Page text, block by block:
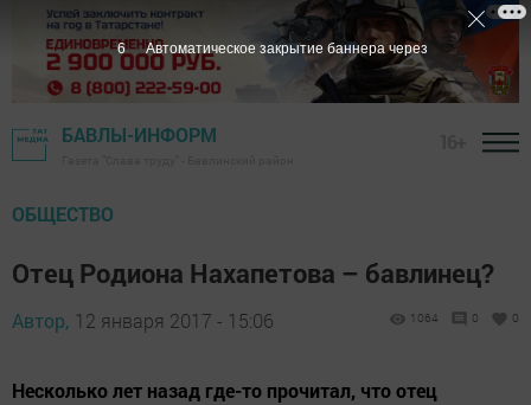
БАВЛЫ-ИНФОРМ
ОБЩЕСТВО
Отец Родиона Нахапетова – бавлинец?
Автор, 12 января 2017 - 15:06 1064 0 0
Несколько лет назад где-то прочитал, что отец
5 Автоматическое закрытие баннера через